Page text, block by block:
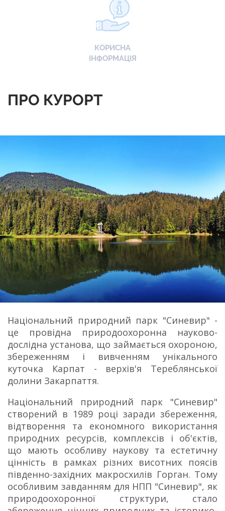
КОРИСНА
ІНФОРМАЦІЯ
ПРО КУРОРТ
Національний природний парк "Синевир" -
це провідна природоохоронна науково-
дослідна установа, що займається охороною,
збереженням і вивченням унікального
куточка Карпат - верхів'я Тереблянської
долини Закарпаття.
Національний природний парк "Синевир"
створений в 1989 році заради збереження,
відтворення та економного використання
природних ресурсів, комплексів і об'єктів,
що мають особливу наукову та естетичну
цінність в рамках різних висотних поясів
південно-західних макросхилів Горган. Тому
особливим завданням для НПП "Синевир", як
природоохоронної структури, стало